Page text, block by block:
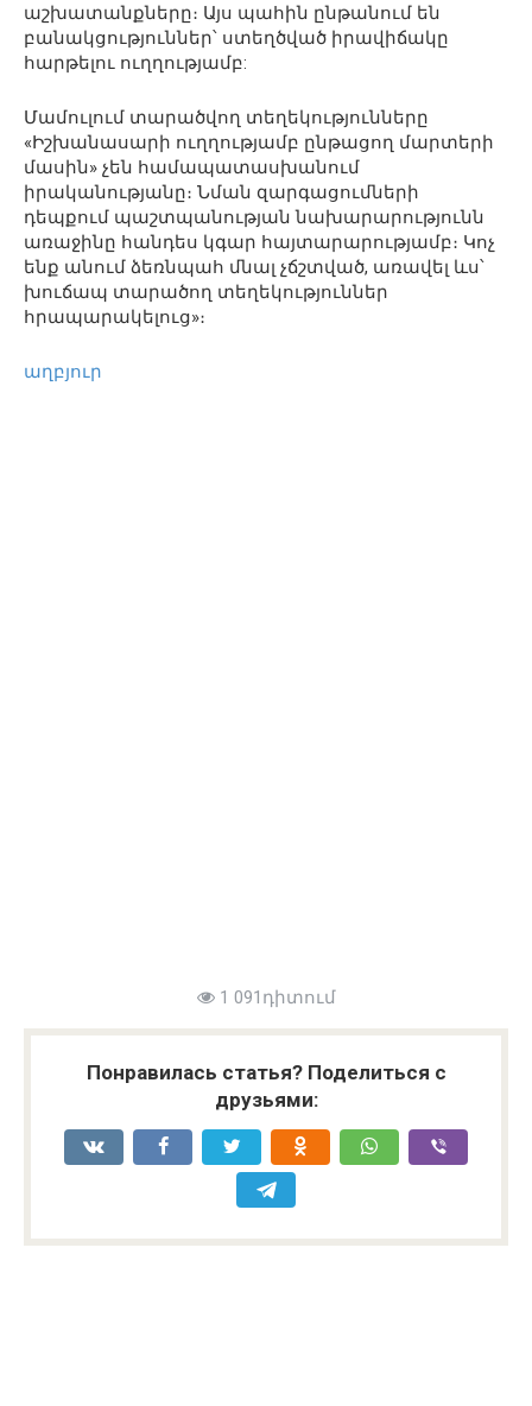
աշխատանքները։ Այս պահին ընթանում են
բանակցություններ՝ ստեղծված իրավիճակը
հարթելու ուղղությամբ:
Մամուլում տարածվող տեղեկությունները
«Իշխանասարի ուղղությամբ ընթացող մարտերի
մասին» չեն համապատասխանում
իրականությանը։ Նման զարգացումների
դեպքում պաշտպանության նախարարությունն
առաջինը հանդես կգար հայտարարությամբ։ Կոչ
ենք անում ձեռնպահ մնալ չճշտված, առավել ևս՝
խուճապ տարածող տեղեկություններ
հրապարակելուց»։
աղբյուր
1 091դիտում
Понравилась статья? Поделиться с
друзьями: